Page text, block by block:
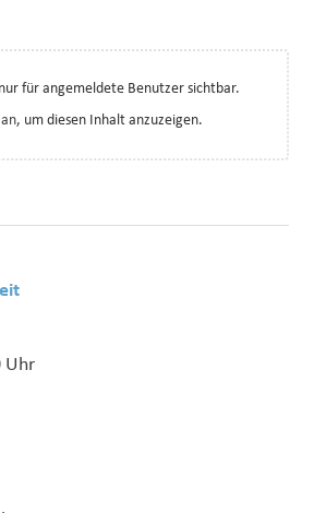
für angemeldete Benutzer sichtbar.
, um diesen Inhalt anzuzeigen.
Uhr